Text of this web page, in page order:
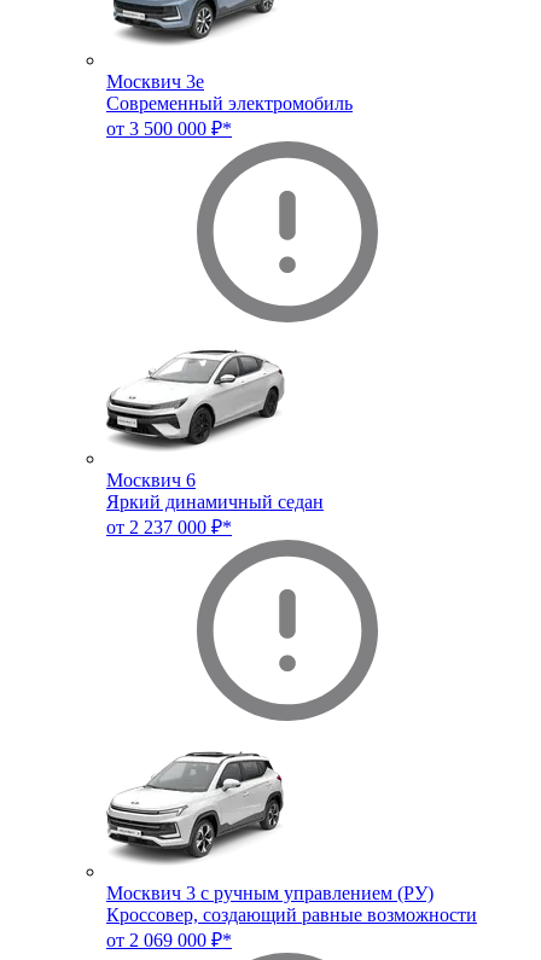
Москвич 3e
Современный электромобиль
от 3 500 000 ₽*
Москвич 6
Яркий динамичный седан
от 2 237 000 ₽*
Москвич 3 с ручным управлением (РУ)
Кроссовер, создающий равные возможности
от 2 069 000 ₽*